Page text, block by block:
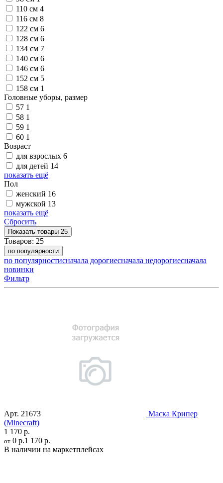
110 см 4
116 см 8
122 см 6
128 см 6
134 см 7
140 см 6
146 см 6
152 см 5
158 см 1
Головные уборы, размер
57 1
58 1
59 1
60 1
Возраст
для взрослых 6
для детей 14
показать ещё
Пол
женский 16
мужской 13
показать ещё
Сбросить
Показать товары 25
Товаров: 25
по популярности
по популярностисначала дорогиесначала недорогиесначала
новинки
Фильтр
Арт. 21673
Маска Крипер
(Minecraft)
1 170 р.
от 0 р.1 170 р.
В наличии на маркетплейсах